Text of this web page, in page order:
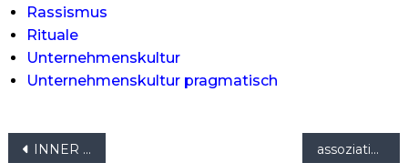
Rassismus
Rituale
Unternehmenskultur
Unternehmenskultur pragmatisch
Beitragsnavigation
INNER GAME COACHING assoziativ